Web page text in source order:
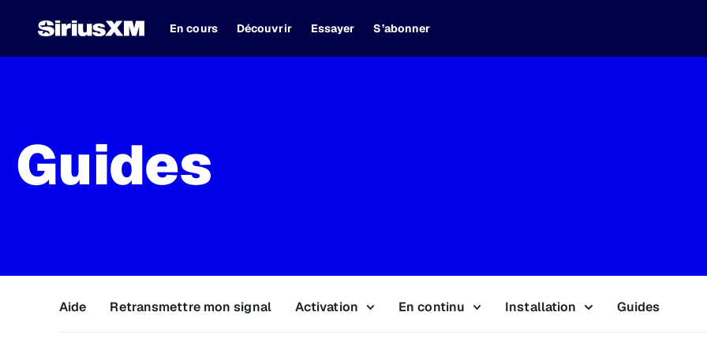
En cours Découvrir Essayer S’abonner
Guides
Aide Retransmettre mon signal Activation En continu Installation Guides